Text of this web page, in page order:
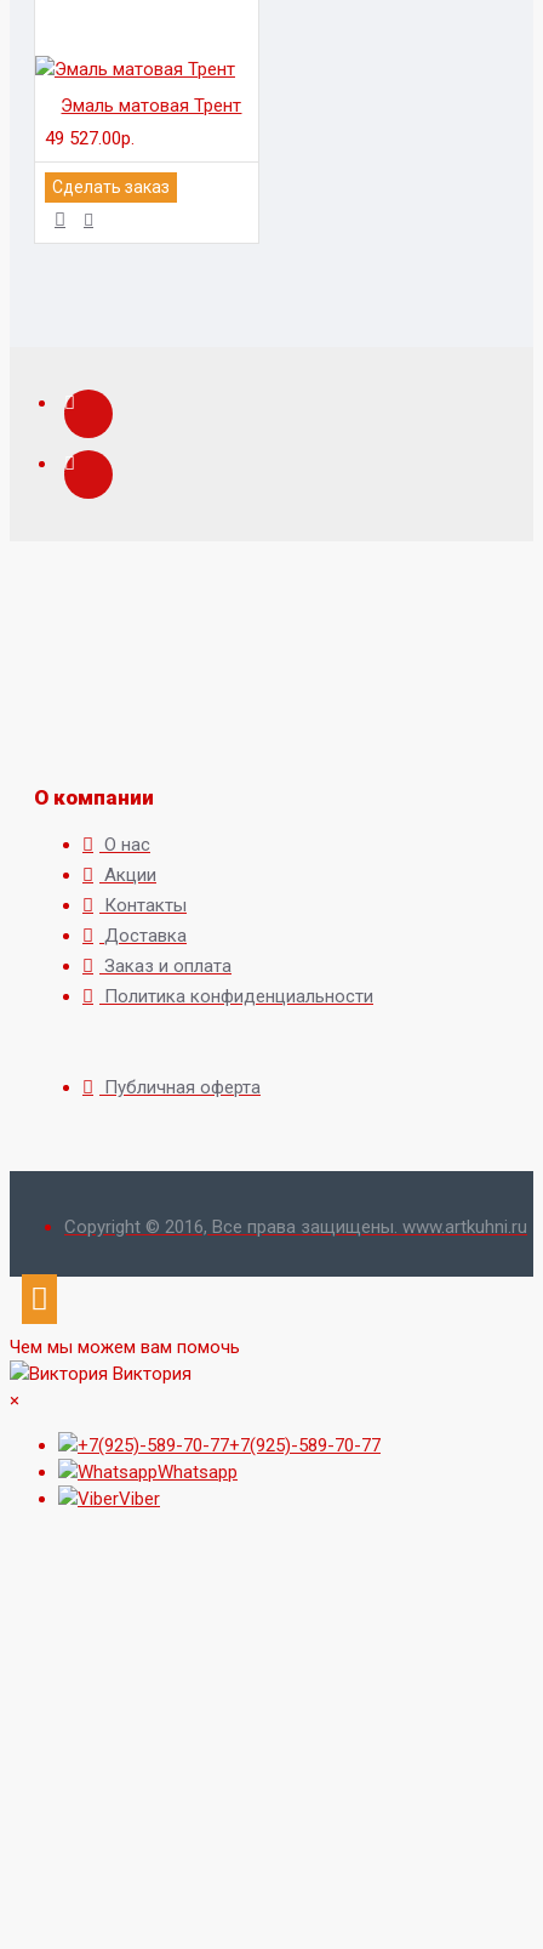
Эмаль матовая Трент
49 527.00р.
Сделать заказ
О компании
О нас
Акции
Контакты
Доставка
Заказ и оплата
Политика конфиденциальности
Публичная оферта
Copyright © 2016, Все права защищены. www.artkuhni.ru
Чем мы можем вам помочь
Виктория
×
+7(925)-589-70-77
Whatsapp
Viber